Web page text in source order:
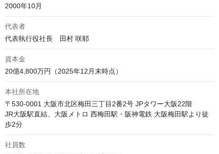
2000年10月
代表者
代表執行役社長　田村 咲耶
資本金
20億4,800万円（2025年12月末時点）
本社所在地
〒530-0001 大阪市北区梅田三丁目2番2号 JPタワー大阪22階
JR大阪駅直結、大阪メトロ 西梅田駅・阪神電鉄 大阪梅田駅より徒
歩2分
社員数